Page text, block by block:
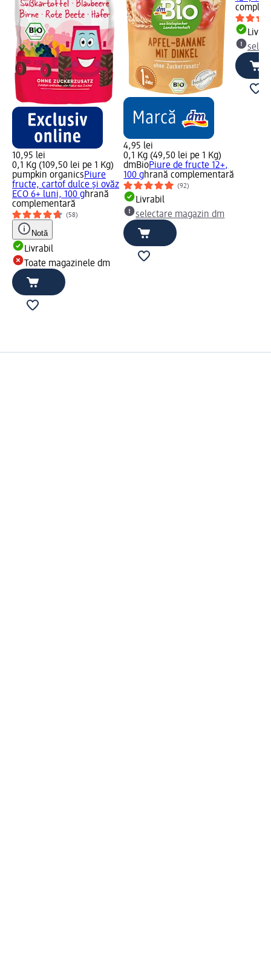
10,95 lei
0,1 Kg (109,50 lei pe 1 Kg)
pumpkin organicsPiure
fructe, cartof dulce și ovăz
ECO 6+ luni, 100 ghrană
complementară
(58)
Notă
Livrabil
Toate magazinele dm
4,95 lei
0,1 Kg (49,50 lei pe 1 Kg)
dmBioPiure de fructe 12+,
100 ghrană complementară
(92)
Livrabil
selectare magazin dm